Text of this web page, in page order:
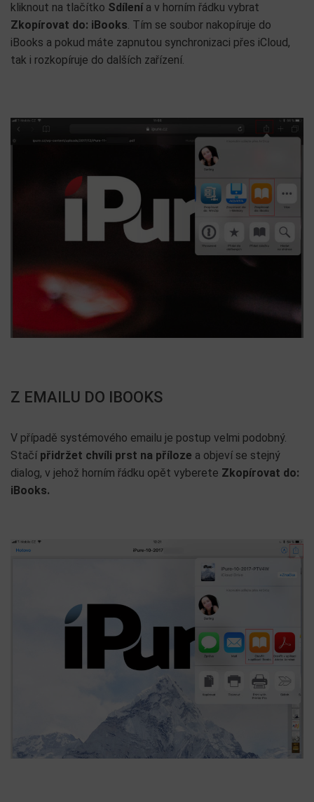
kliknout na tlačítko Sdílenía v horním řádku vybrat
Zkopírovat do: iBooks. Tím se soubor nakopíruje do
iBooks a pokud máte zapnutou synchronizaci přes iCloud,
tak i rozkopíruje do dalších zařízení.
Z EMAILU DO IBOOKS
V případě systémového emailu je postup velmi podobný.
Stačí přidržet chvíli prst na příloze a objeví se stejný
dialog, v jehož horním řádku opět vyberete Zkopírovat do:
iBooks.